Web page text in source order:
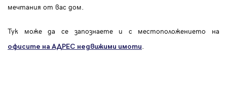
мечтания от вас дом.
Тук може да се запознаете и с местоположението на
офисите на АДРЕС недвижими имоти.